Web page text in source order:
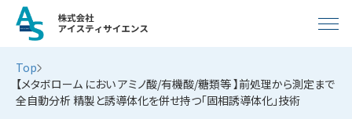
Top
【メタボローム におい アミノ酸/有機酸/糖類等 】前処理から測定まで
全自動分析 精製と誘導体化を併せ持つ「固相誘導体化」技術